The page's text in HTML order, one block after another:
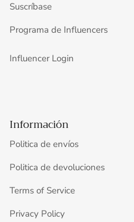
Suscríbase
Programa de Influencers
Influencer Login
Información
Politica de envíos
Politica de devoluciones
Terms of Service
Privacy Policy